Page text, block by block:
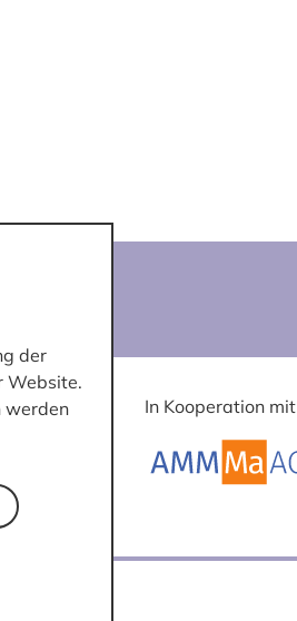
In Kooperation mit
der
Website.
werden